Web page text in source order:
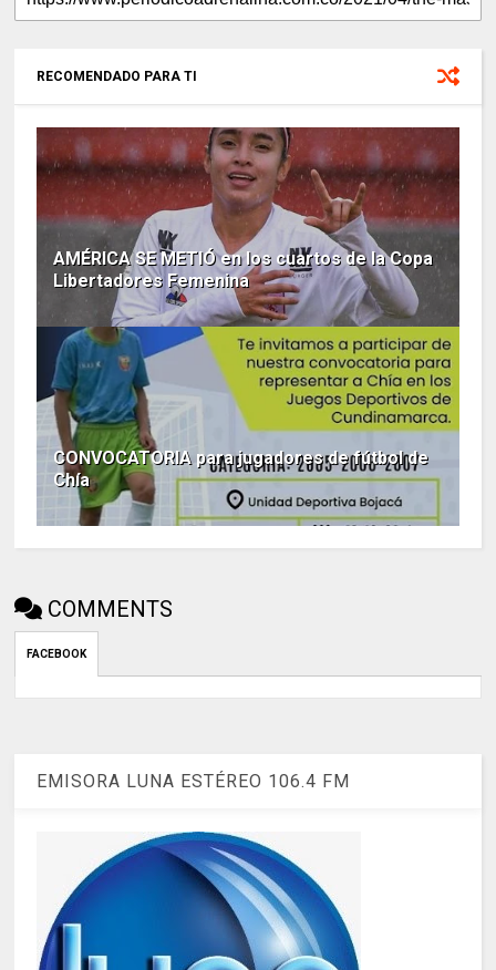
RECOMENDADO PARA TI
AMÉRICA SE METIÓ en los cuartos de la Copa
Libertadores Femenina
CONVOCATORIA para jugadores de fútbol de
Chía
COMMENTS
FACEBOOK
EMISORA LUNA ESTÉREO 106.4 FM